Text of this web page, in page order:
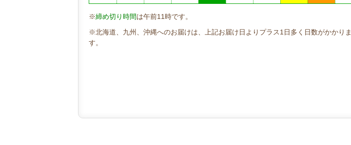
※締め切り時間は午前11時です。
※北海道、九州、沖縄へのお届けは、上記お届け日よりプラス1日多く日数がかかりま
す。